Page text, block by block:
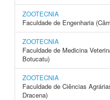
ZOOTECNIA
Faculdade de Engenharia
ZOOTECNIA
Faculdade de Medicina
Botucatu)
ZOOTECNIA
Faculdade de Ciências
Dracena)